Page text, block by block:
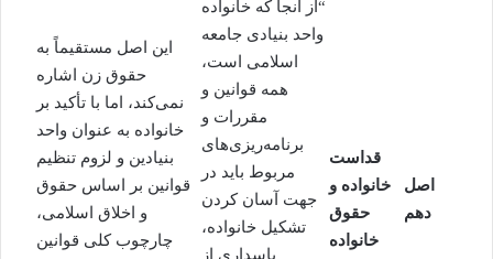
اصل
دهم
قداست
خانواده و
حقوق
خانواده
“از آنجا که خانواده
واحد بنیادی جامعه
اسلامی است،
همه قوانین و
مقررات و
برنامه‌ریزی‌های
مربوط باید در
جهت آسان کردن
تشکیل خانواده،
پاسداری از
این اصل مستقیماً به
حقوق زن اشاره
نمی‌کند، اما با تأکید بر
خانواده به عنوان واحد
بنیادین و لزوم تنظیم
قوانین بر اساس حقوق
و اخلاق اسلامی،
چارچوب کلی قوانین